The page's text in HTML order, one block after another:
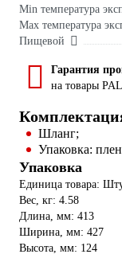
Min температура
Мах температура
Пищевой
Гарантия
на товары
Шланг;
Упаковка:
Упаковка
Единица товара:
Вес, кг: 4.58
Длина, мм: 413
Ширина, мм: 427
Высота, мм: 124